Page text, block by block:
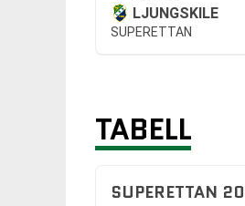
LJUNGSKILE
SUPERETTAN
TABELL
SUPERETTAN